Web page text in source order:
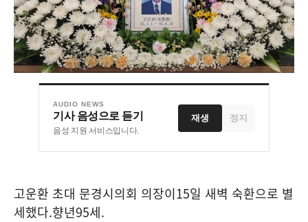
AUDIO NEWS
기사 음성으로 듣기
음성 지원 서비스입니다.
재생 정지
고운환 초대 문경시의회 의장이15일 새벽 숙환으로 별
세했다.향년95세.